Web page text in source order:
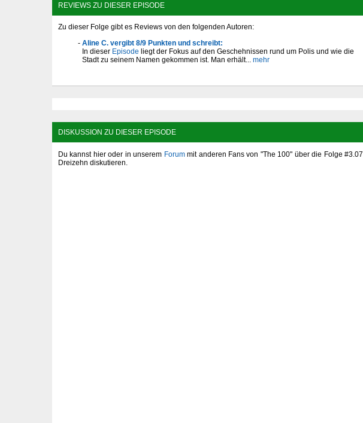
REVIEWS ZU DIESER EPISODE
Zu dieser Folge gibt es Reviews von den folgenden Autoren:
Aline C. vergibt 8/9 Punkten und schreibt:
In dieser Episode liegt der Fokus auf den Geschehnissen rund um Polis und wie die
Stadt zu seinem Namen gekommen ist. Man erhält... mehr
DISKUSSION ZU DIESER EPISODE
Du kannst hier oder in unserem Forummit anderen Fans von "The 100" über die Folge #3.07
Dreizehn diskutieren.